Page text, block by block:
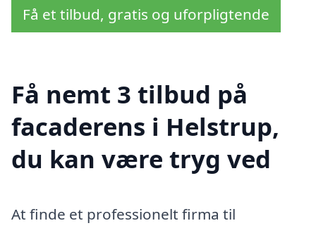
Få et tilbud, gratis og uforpligtende
Få nemt 3 tilbud på
facaderens i Helstrup,
du kan være tryg ved
At finde et professionelt firma til